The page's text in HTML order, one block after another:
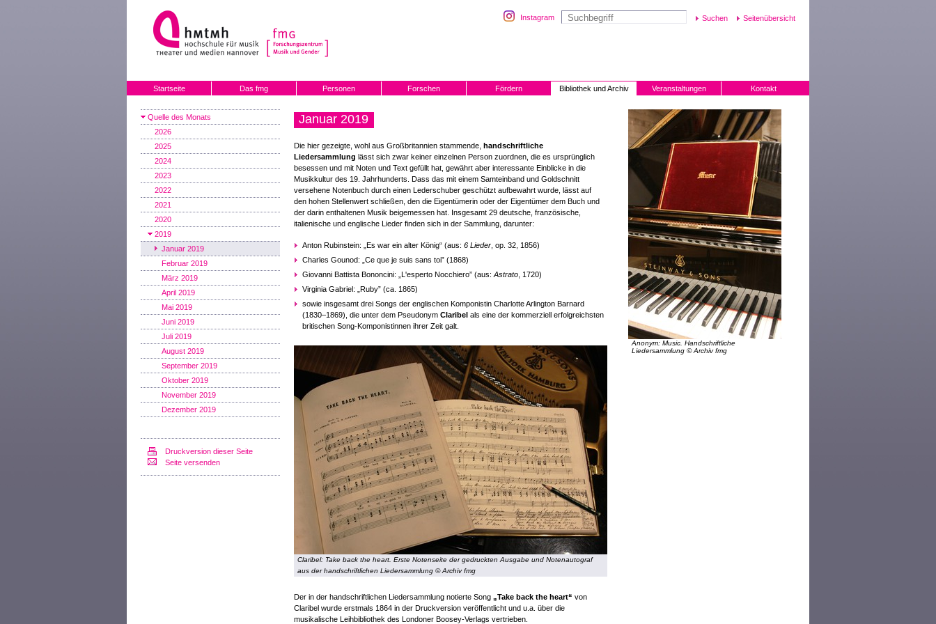
Instagram Seitenübersicht
Startseite Das fmg Personen Forschen Fördern Bibliothek und Archiv Veranstaltungen Kontakt
Quelle des Monats
2026
2025
2024
2023
2022
2021
2020
2019
Januar 2019
Februar 2019
März 2019
April 2019
Mai 2019
Juni 2019
Juli 2019
August 2019
September 2019
Oktober 2019
November 2019
Dezember 2019
Druckversion dieser Seite
Seite versenden
Januar 2019
Die hier gezeigte, wohl aus Großbritannien stammende, handschriftliche
Liedersammlung lässt sich zwar keiner einzelnen Person zuordnen, die es ursprünglich
besessen und mit Noten und Text gefüllt hat, gewährt aber interessante Einblicke in die
Musikkultur des 19. Jahrhunderts. Dass das mit einem Samteinband und Goldschnitt
versehene Notenbuch durch einen Lederschuber geschützt aufbewahrt wurde, lässt auf
den hohen Stellenwert schließen, den die Eigentümerin oder der Eigentümer dem Buch und
der darin enthaltenen Musik beigemessen hat. Insgesamt 29 deutsche, französische,
italienische und englische Lieder finden sich in der Sammlung, darunter:
Anton Rubinstein: „Es war ein alter König“ (aus: 6 Lieder , op. 32, 1856)
Charles Gounod: „Ce que je suis sans toi” (1868)
Giovanni Battista Bononcini: „L'esperto Nocchiero” (aus: Astrato , 1720)
Virginia Gabriel: „Ruby” (ca. 1865)
sowie insgesamt drei Songs der englischen Komponistin Charlotte Arlington Barnard
(1830–1869), die unter dem Pseudonym Claribel als eine der kommerziell erfolgreichsten
britischen Song-Komponistinnen ihrer Zeit galt.
Claribel: Take back the heart. Erste Notenseite der gedruckten Ausgabe und Notenautograf
aus der handschriftlichen Liedersammlung © Archiv fmg
Der in der handschriftlichen Liedersammlung notierte Song „Take back the heart“ von
Claribel wurde erstmals 1864 in der Druckversion veröffentlicht und u.a. über die
musikalische Leihbibliothek des Londoner Boosey-Verlags vertrieben.
Anonym: Music. Handschriftliche
Liedersammlung © Archiv fmg